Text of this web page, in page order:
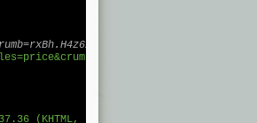
(KHTML, like Gecko) Chrome/